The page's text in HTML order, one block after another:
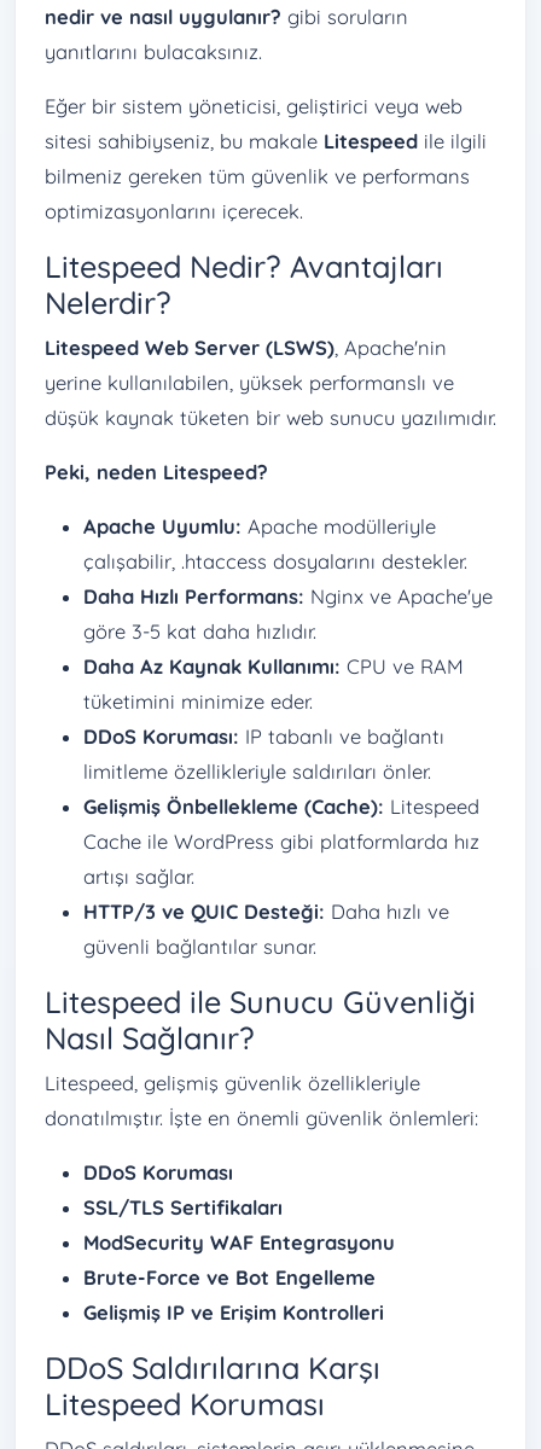
nedir ve nasıl uygulanır? gibi soruların
yanıtlarını bulacaksınız.
Eğer bir sistem yöneticisi, geliştirici veya web
sitesi sahibiyseniz, bu makale Litespeed ile ilgili
bilmeniz gereken tüm güvenlik ve performans
optimizasyonlarını içerecek.
Litespeed Nedir? Avantajları
Nelerdir?
Litespeed Web Server (LSWS) , Apache'nin
yerine kullanılabilen, yüksek performanslı ve
düşük kaynak tüketen bir web sunucu yazılımıdır.
Peki, neden Litespeed?
Apache Uyumlu: Apache modülleriyle
çalışabilir, .htaccess dosyalarını destekler.
Daha Hızlı Performans: Nginx ve Apache'ye
göre 3-5 kat daha hızlıdır.
Daha Az Kaynak Kullanımı: CPU ve RAM
tüketimini minimize eder.
DDoS Koruması: IP tabanlı ve bağlantı
limitleme özellikleriyle saldırıları önler.
Gelişmiş Önbellekleme (Cache): Litespeed
Cache ile WordPress gibi platformlarda hız
artışı sağlar.
HTTP/3 ve QUIC Desteği: Daha hızlı ve
güvenli bağlantılar sunar.
Litespeed ile Sunucu Güvenliği
Nasıl Sağlanır?
Litespeed, gelişmiş güvenlik özellikleriyle
donatılmıştır. İşte en önemli güvenlik önlemleri:
DDoS Koruması
SSL/TLS Sertifikaları
ModSecurity WAF Entegrasyonu
Brute-Force ve Bot Engelleme
Gelişmiş IP ve Erişim Kontrolleri
DDoS Saldırılarına Karşı
Litespeed Koruması